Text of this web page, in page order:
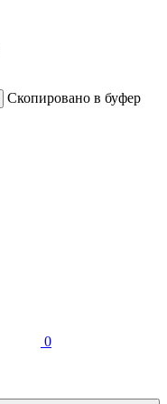
Скопировано в буфер
0